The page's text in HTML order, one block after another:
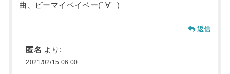
曲、ビーマイベイベー(ﾟ∀ﾟ )
返信
匿名 より:
2021/02/15 06:00